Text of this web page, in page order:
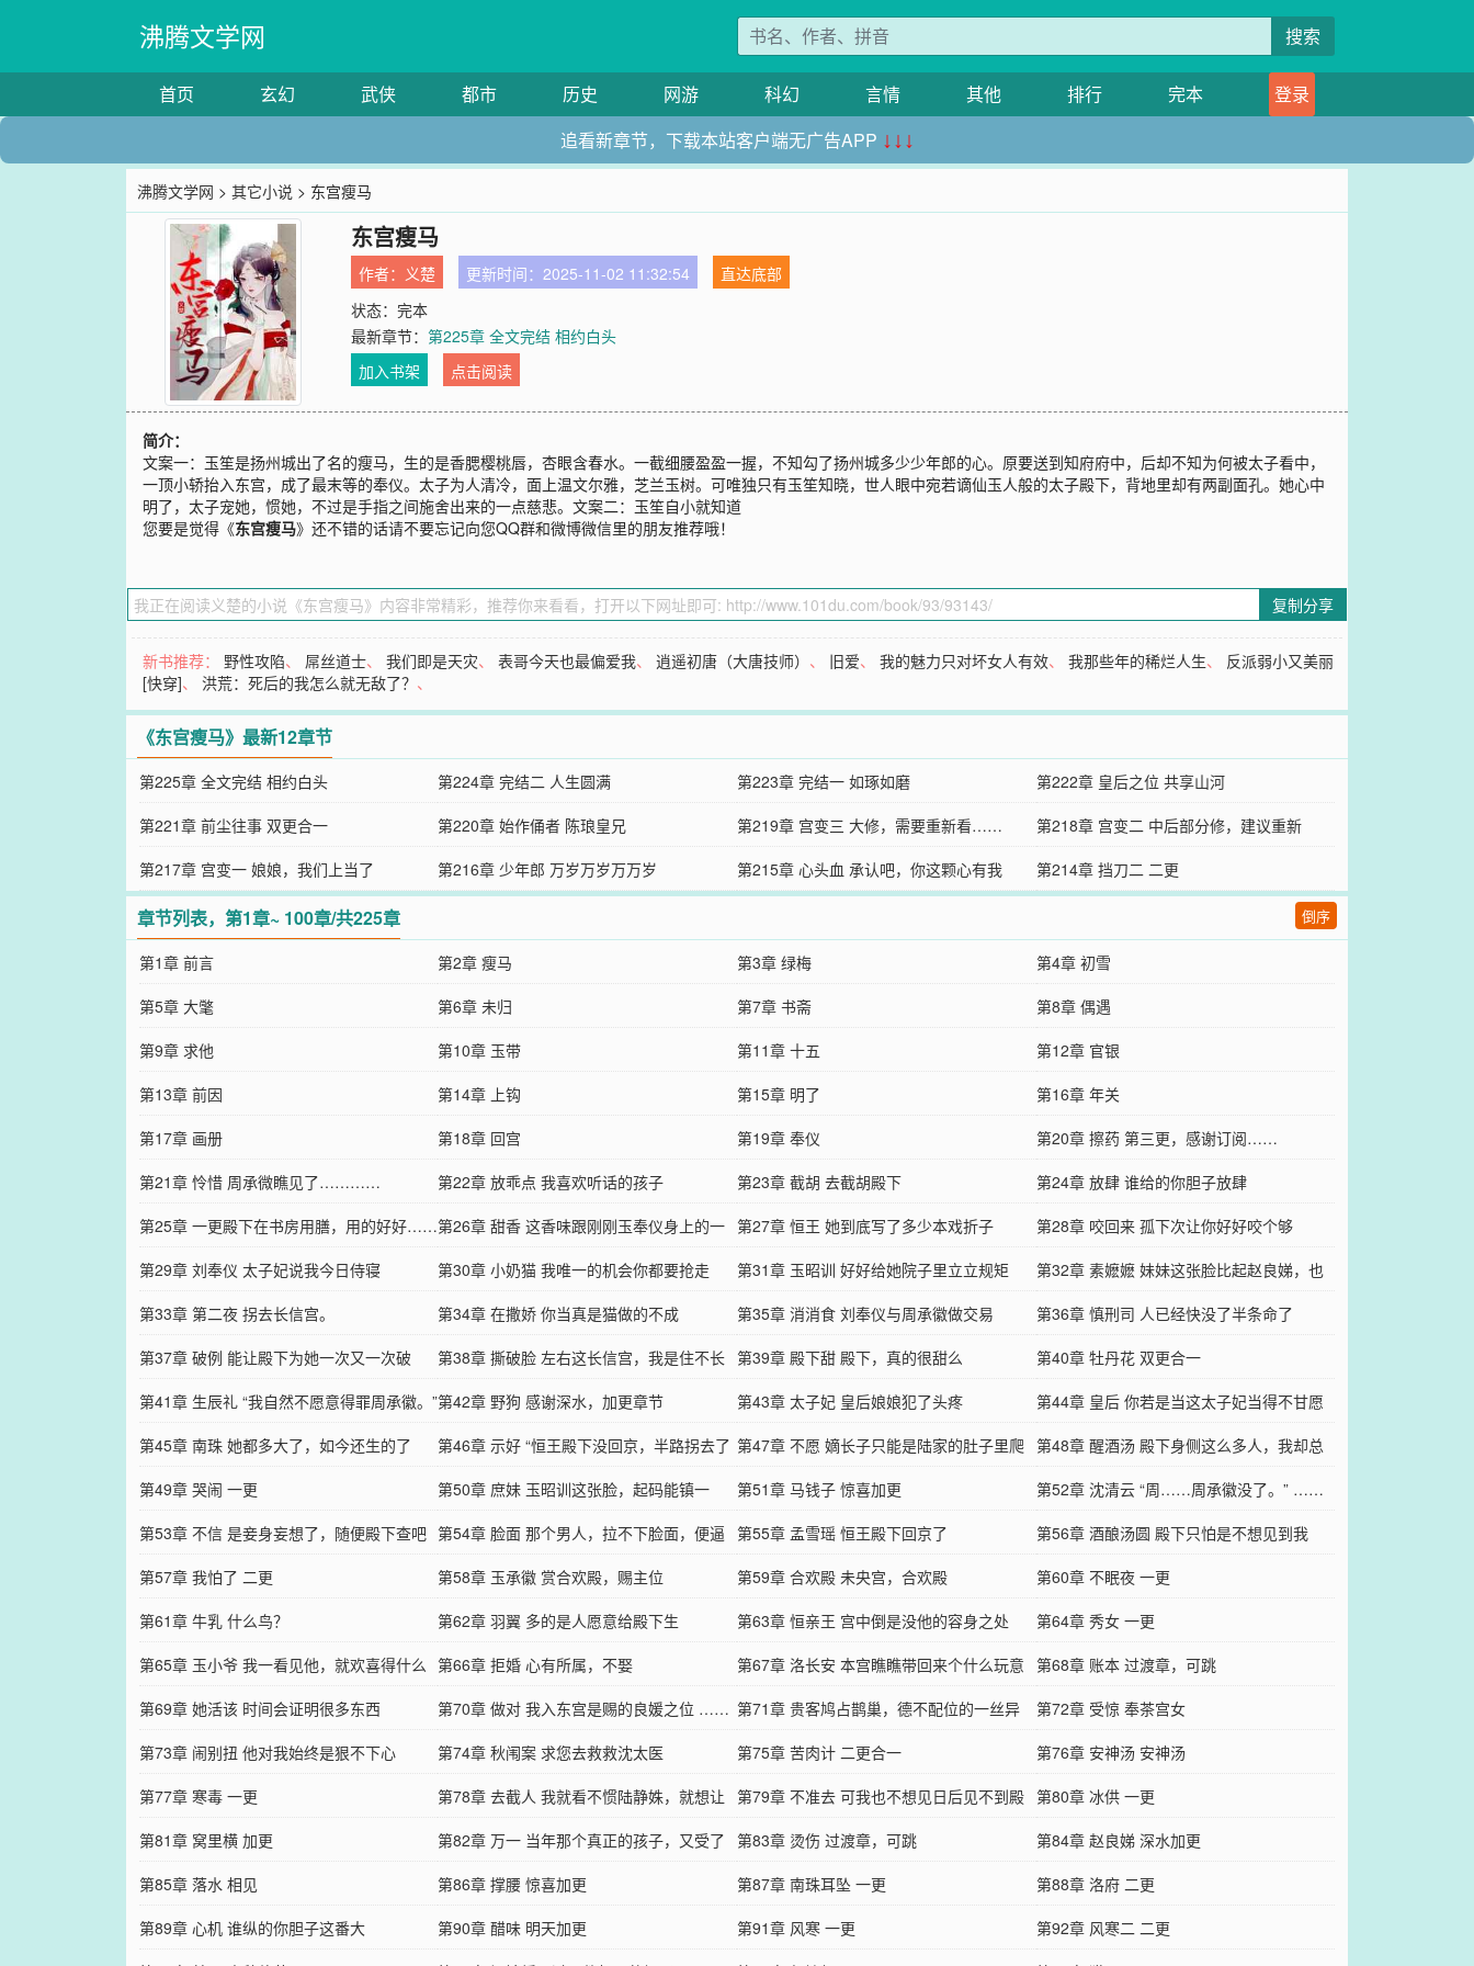
沸腾文学网 搜索
首页 玄幻 武侠 都市 历史 网游 科幻 言情 其他 排行 完本
登录
追看新章节，下载本站客户端无广告APP ↓↓↓
沸腾文学网 >其它小说 > 东宫瘦马
东宫瘦马
作者： 义楚 更新时间：2025-11-02 11:32:54
直达底部
状态：完本
最新章节：第225章 全文完结 相约白头
加入书架
点击阅读
简介：
文案一：玉笙是扬州城出了名的瘦马，生的是香腮樱桃唇，杏眼含春水。一截细腰盈盈一握，不知勾了扬州城多少少年郎的心。原要送到知府府中，后却不知为何被太子看中，
一顶小轿抬入东宫，成了最末等的奉仪。太子为人清冷，面上温文尔雅，芝兰玉树。可唯独只有玉笙知晓，世人眼中宛若谪仙玉人般的太子殿下，背地里却有两副面孔。她心中
明了，太子宠她，惯她，不过是手指之间施舍出来的一点慈悲。文案二：玉笙自小就知道
您要是觉得《东宫瘦马》还不错的话请不要忘记向您QQ群和微博微信里的朋友推荐哦！
复制分享
新书推荐： 野性攻陷、 屌丝道士、我们即是天灾、表哥今天也最偏爱我、逍遥初唐（大唐技师） 、 旧爱、我的魅力只对坏女人有效、我那些年的稀烂人生、 反派弱小又美丽
[快穿]、洪荒：死后的我怎么就无敌了？ 、
《东宫瘦马》最新12章节
第225章 全文完结 相约白头 第224章 完结二 人生圆满 第223章 完结一 如琢如磨
第222章 皇后之位 共享山河
第221章 前尘往事 双更合一
第220章 始作俑者 陈琅皇兄 第219章 宫变三 大修，需要重新看……
第218章 宫变二 中后部分修，建议重新
看……
第217章 宫变一 娘娘，我们上当了 第216章 少年郎 万岁万岁万万岁 第215章 心头血 承认吧，你这颗心有我 第214章 挡刀二 二更
章节列表，第1章~ 100章/共225章 倒序
第1章 前言 第2章 瘦马 第3章 绿梅
第4章 初雪
第5章 大氅
第6章 未归 第7章 书斋
第8章 偶遇
第9章 求他
第10章 玉带 第11章 十五
第12章 官银
第13章 前因
第14章 上钩 第15章 明了
第16章 年关
第17章 画册
第18章 回宫 第19章 奉仪
第20章 擦药 第三更，感谢订阅……
第21章 怜惜 周承微瞧见了…………
第22章 放乖点 我喜欢听话的孩子 第23章 截胡 去截胡殿下
第24章 放肆 谁给的你胆子放肆
第25章 一更殿下在书房用膳，用的好好……第26章 甜香 这香味跟刚刚玉奉仪身上的一
模一……
第27章 恒王 她到底写了多少本戏折子
第28章 咬回来 孤下次让你好好咬个够
第29章 刘奉仪 太子妃说我今日侍寝
第30章 小奶猫 我唯一的机会你都要抢走 第31章 玉昭训 好好给她院子里立立规矩
第32章 素嬷嬷 妹妹这张脸比起赵良娣，也
是不……
第33章 第二夜 拐去长信宫。 第34章 在撒娇 你当真是猫做的不成 第35章 消消食 刘奉仪与周承徽做交易
第36章 慎刑司 人已经快没了半条命了
第37章 破例 能让殿下为她一次又一次破
例……
第38章 撕破脸 左右这长信宫，我是住不长
久了……
第39章 殿下甜 殿下，真的很甜么
第40章 牡丹花 双更合一
第41章 生辰礼 “我自然不愿意得罪周承徽。”
……
第42章 野狗 感谢深水，加更章节 第43章 太子妃 皇后娘娘犯了头疼
第44章 皇后 你若是当这太子妃当得不甘愿
第45章 南珠 她都多大了，如今还生的了
么……
第46章 示好 “恒王殿下没回京，半路拐去了
扬……
第47章 不愿 嫡长子只能是陆家的肚子里爬
出来……
第48章 醒酒汤 殿下身侧这么多人，我却总
怕旁……
第49章 哭闹 一更
第50章 庶妹 玉昭训这张脸，起码能镇一
镇。……
第51章 马钱子 惊喜加更
第52章 沈清云 “周……周承徽没了。” ……
第53章 不信 是妾身妄想了，随便殿下查吧 第54章 脸面 那个男人，拉不下脸面，便逼
着自……
第55章 孟雪瑶 恒王殿下回京了
第56章 酒酿汤圆 殿下只怕是不想见到我
第57章 我怕了 二更
第58章 玉承徽 赏合欢殿，赐主位 第59章 合欢殿 未央宫，合欢殿
第60章 不眠夜 一更
第61章 牛乳 什么鸟？
第62章 羽翼 多的是人愿意给殿下生
第63章 恒亲王 宫中倒是没他的容身之处
了……
第64章 秀女 一更
第65章 玉小爷 我一看见他，就欢喜得什么
都忘……
第66章 拒婚 心有所属，不娶
第67章 洛长安 本宫瞧瞧带回来个什么玩意
儿。……
第68章 账本 过渡章，可跳
第69章 她活该 时间会证明很多东西
第70章 做对 我入东宫是赐的良媛之位 …… 第71章 贵客鸠占鹊巢，德不配位的一丝异
样……
第72章 受惊 奉茶宫女
第73章 闹别扭 他对我始终是狠不下心
第74章 秋闱案 求您去救救沈太医 第75章 苦肉计 二更合一
第76章 安神汤 安神汤
第77章 寒毒 一更
第78章 去截人 我就看不惯陆静姝，就想让
她不……
第79章 不准去 可我也不想见日后见不到殿
下……
第80章 冰供 一更
第81章 窝里横 加更
第82章 万一 当年那个真正的孩子，又受了
多大……
第83章 烫伤 过渡章，可跳
第84章 赵良娣 深水加更
第85章 落水 相见
第86章 撑腰 惊喜加更 第87章 南珠耳坠 一更
第88章 洛府 二更
第89章 心机 谁纵的你胆子这番大
第90章 醋味 明天加更 第91章 风寒 一更
第92章 风寒二 二更